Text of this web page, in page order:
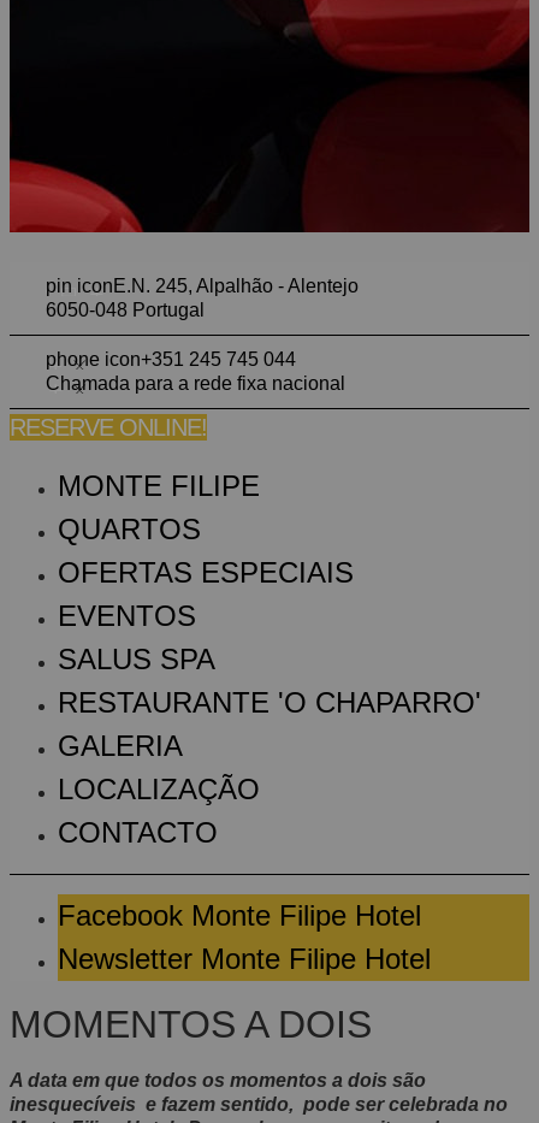
pin iconE.N. 245, Alpalhão - Alentejo
6050-048 Portugal
phone icon+351 245 745 044
Chamada para a rede fixa nacional
RESERVE ONLINE!
MONTE FILIPE
QUARTOS
OFERTAS ESPECIAIS
EVENTOS
SALUS SPA
RESTAURANTE 'O CHAPARRO'
GALERIA
LOCALIZAÇÃO
CONTACTO
Facebook Monte Filipe Hotel
Newsletter Monte Filipe Hotel
MOMENTOS A DOIS
A data em que todos os momentos a dois são
inesquecíveis e fazem sentido, pode ser celebrada no